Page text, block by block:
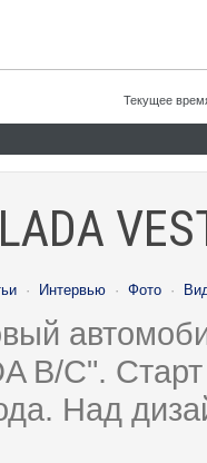
Текущее
· Интервью · Фото ·
B/C".
Над